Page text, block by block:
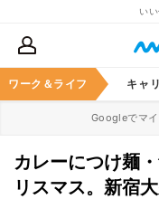
い
ワーク＆ライフ キャ
Googleでマ
カレーにつけ麺
リスマス。新宿